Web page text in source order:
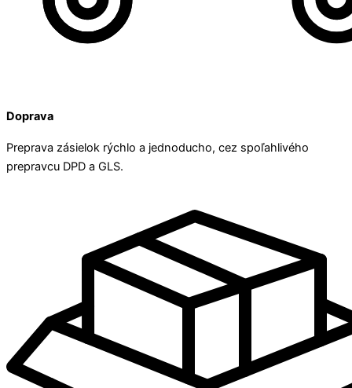
Doprava
Preprava zásielok rýchlo a jednoducho, cez spoľahlivého
prepravcu DPD a GLS.